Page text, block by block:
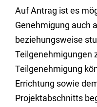
Auf Antrag ist es
Genehmigung auch
beziehungsweise
Teilgenehmigungen
Teilgenehmigung
Errichtung sowie
Projektabschnitts